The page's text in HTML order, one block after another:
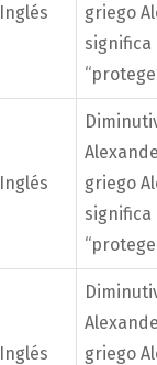
Inglés
griego
significa
Inglés
griego
significa
Inglés
griego